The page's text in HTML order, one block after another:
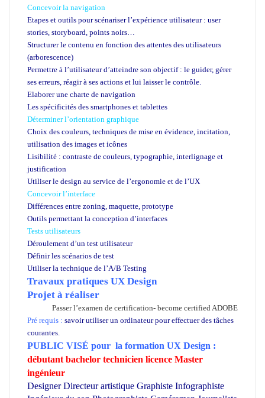
Concevoir la navigation
Etapes et outils pour scénariser l’expérience utilisateur : user
stories, storyboard, points noirs…
Structurer le contenu en fonction des attentes des utilisateurs
(arborescence)
Permettre à l’utilisateur d’atteindre son objectif : le guider, gérer
ses erreurs, réagir à ses actions et lui laisser le contrôle.
Elaborer une charte de navigation
Les spécificités des smartphones et tablettes
Déterminer l’orientation graphique
Choix des couleurs, techniques de mise en évidence, incitation,
utilisation des images et icônes
Lisibilité : contraste de couleurs, typographie, interlignage et
justification
Utiliser le design au service de l’ergonomie et de l’UX
Concevoir l’interface
Différences entre zoning, maquette, prototype
Outils permettant la conception d’interfaces
Tests utilisateurs
Déroulement d’un test utilisateur
Définir les scénarios de test
Utiliser la technique de l’A/B Testing
Travaux pratiques UX Design
Projet à réaliser
Passer l’examen de certification- become certified ADOBE
Pré requis : savoir utiliser un ordinateur pour effectuer des tâches
courantes.
PUBLIC VISÉ pour la formation UX Design :
débutant bachelor technicien licence Master
ingénieur
Designer Directeur artistique Graphiste Infographiste